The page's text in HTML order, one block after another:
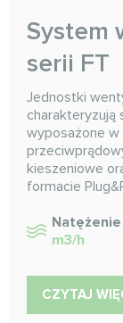
System
serii FT
Jednostki
charakteryzują
wyposażone
kieszeniowe
formacie
m3/h
CZYTAJ